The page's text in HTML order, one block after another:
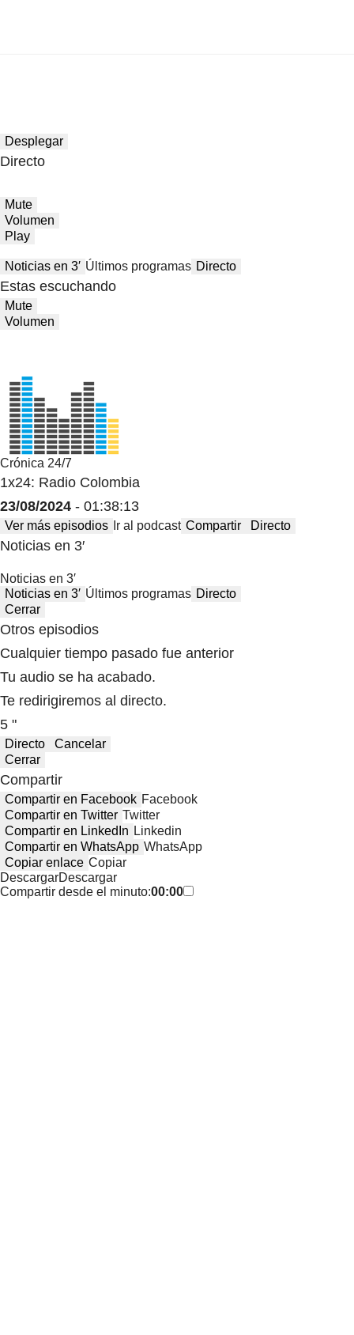
Desplegar
Directo
Mute
Volumen
Play
Noticias en 3′ Últimos programas Directo
Estas escuchando
Mute
Volumen
Crónica 24/7
1x24: Radio Colombia
23/08/2024 - 01:38:13
Ver más episodios Ir al podcast Compartir Directo
Noticias en 3′
Noticias en 3′
Noticias en 3′ Últimos programas Directo
Cerrar
Otros episodios
Cualquier tiempo pasado fue anterior
Tu audio se ha acabado.
Te redirigiremos al directo.
5 "
Directo
Cancelar
Cerrar
Compartir
Compartir en Facebook Facebook
Compartir en Twitter Twitter
Compartir en LinkedIn Linkedin
Compartir en WhatsApp WhatsApp
Copiar enlace Copiar
DescargarDescargar
Compartir desde el minuto:00:00